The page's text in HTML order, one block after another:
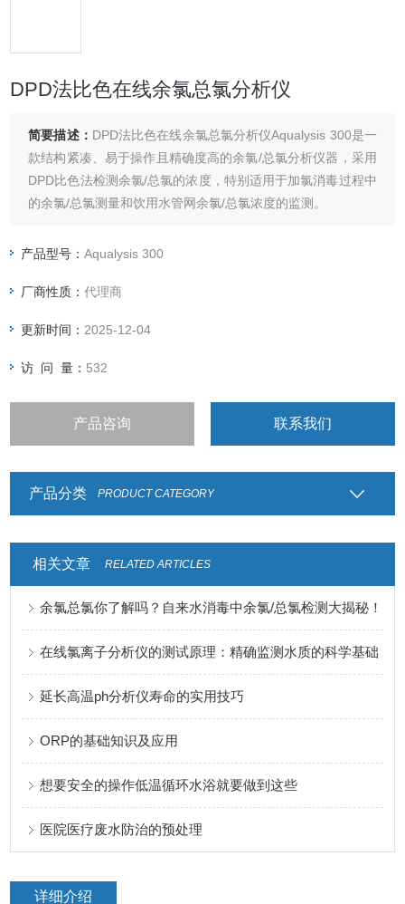
DPD法比色在线余氯总氯分析仪
简要描述： DPD法比色在线余氯总氯分析仪Aqualysis 300是一
款结构紧凑、易于操作且精确度高的余氯/总氯分析仪器，采用
DPD比色法检测余氯/总氯的浓度，特别适用于加氯消毒过程中
的余氯/总氯测量和饮用水管网余氯/总氯浓度的监测。
产品型号：Aqualysis 300
厂商性质：代理商
更新时间： 2025-12-04
访 问 量： 532
产品咨询 联系我们
产品分类 PRODUCT CATEGORY
相关文章 RELATED ARTICLES
余氯总氯你了解吗？自来水消毒中余氯/总氯检测大揭秘！
在线氯离子分析仪的测试原理：精确监测水质的科学基础
延长高温ph分析仪寿命的实用技巧
ORP的基础知识及应用
想要安全的操作低温循环水浴就要做到这些
医院医疗废水防治的预处理
详细介绍